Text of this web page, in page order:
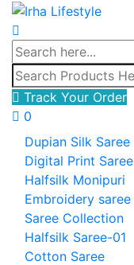
Track Your Order
0
Dupian Silk Saree
Digital Print Saree
Halfsilk Monipuri
Embroidery saree
Saree Collection
Halfsilk Saree-01
Cotton Saree